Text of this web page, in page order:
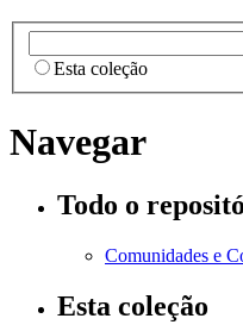
Esta coleção
Navegar
Todo o
Comunidades e
Esta coleção